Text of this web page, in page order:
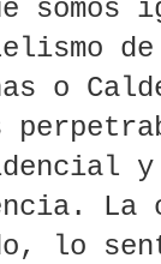
somos
o
La
lo